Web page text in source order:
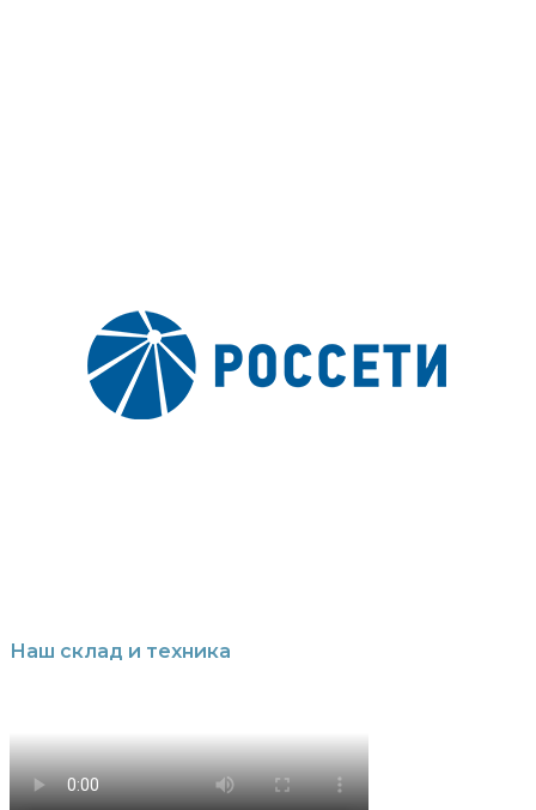
Наш склад и техника